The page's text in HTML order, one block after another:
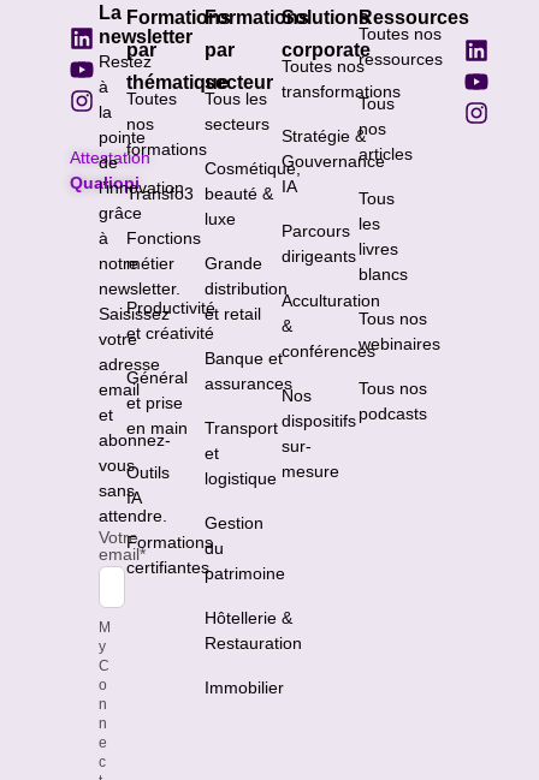
Attestation
Qualiopi
La
newsletter
Restez
à
la
pointe
de
l’innovation
grâce
à
notre
newsletter.
Saisissez
votre
adresse
email
et
abonnez-
vous
sans
attendre.
Votre
email*
M
y
C
o
n
n
e
c
Formations
par
thématique
Toutes
nos
formations
Transfo3
Fonctions
métier
Productivité
et créativité
Général
et prise
en main
Outils
IA
Formations
certifiantes
Formations
par
secteur
Tous les
secteurs
Cosmétique,
beauté &
luxe
Grande
distribution
et retail
Banque et
assurances
Transport
et
logistique
Gestion
du
patrimoine
Hôtellerie &
Restauration
Immobilier
Solutions
corporate
Toutes nos
transformations
Stratégie &
Gouvernance
IA
Parcours
dirigeants
Acculturation
&
conférences
Nos
dispositifs
sur-
mesure
Ressources
Toutes nos
ressources
Tous
nos
articles
Tous
les
livres
blancs
Tous nos
webinaires
Tous nos
podcasts